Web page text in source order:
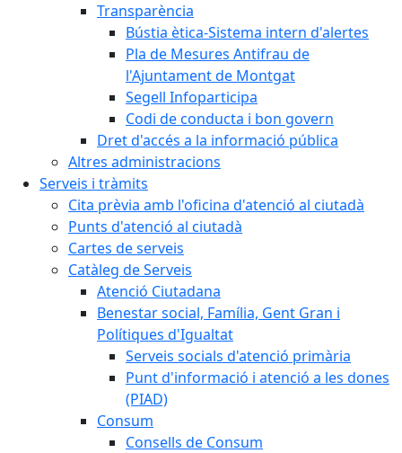
Transparència
Bústia ètica-Sistema intern d'alertes
Pla de Mesures Antifrau de
l'Ajuntament de Montgat
Segell Infoparticipa
Codi de conducta i bon govern
Dret d'accés a la informació pública
Altres administracions
Serveis i tràmits
Cita prèvia amb l'oficina d'atenció al ciutadà
Punts d'atenció al ciutadà
Cartes de serveis
Catàleg de Serveis
Atenció Ciutadana
Benestar social, Família, Gent Gran i
Polítiques d'Igualtat
Serveis socials d'atenció primària
Punt d'informació i atenció a les dones
(PIAD)
Consum
Consells de Consum